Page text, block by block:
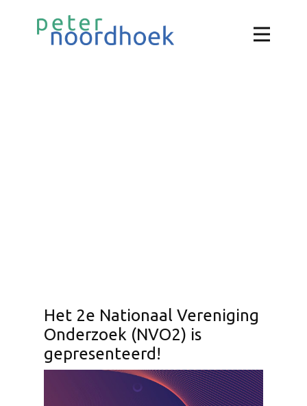
Het 2e Nationaal Vereniging
Onderzoek (NVO2) is
gepresenteerd!